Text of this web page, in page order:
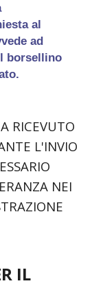
al
ad
borsellino
RICEVUTO
L'INVIO
NEI
IL